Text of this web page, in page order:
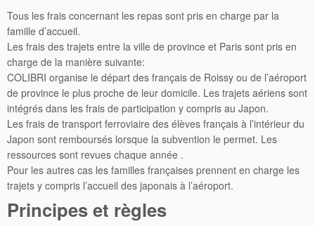
Tous les frais concernant les repas sont pris en charge par la
famille d’accueil.
Les frais des trajets entre la ville de province et Paris sont pris en
charge de la manière suivante:
COLIBRI organise le départ des français de Roissy ou de l’aéroport
de province le plus proche de leur domicile. Les trajets aériens sont
intégrés dans les frais de participation y compris au Japon.
Les frais de transport ferroviaire des élèves français à l’intérieur du
Japon sont remboursés lorsque la subvention le permet. Les
ressources sont revues chaque année .
Pour les autres cas les familles françaises prennent en charge les
trajets y compris l’accueil des japonais à l’aéroport.
Principes et règles